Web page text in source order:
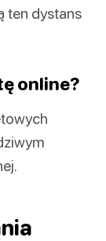
ten dystans
online?